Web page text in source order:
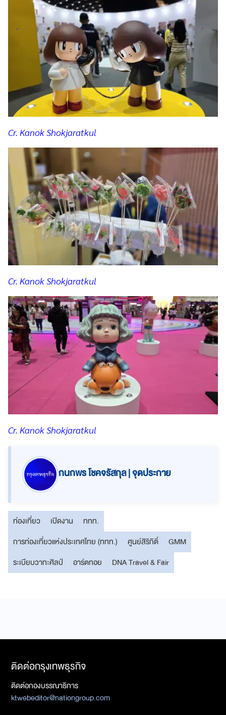
Cr. Kanok Shokjaratkul
Cr. Kanok Shokjaratkul
Cr. Kanok Shokjaratkul
กนกพร โชคจรัสกุล | จุดประกาย
ท่องเที่ยว เปิดงาน
ททท.
การท่องเที่ยวแห่งประเทศไทย (ททท.)
ศูนย์สิริกิติ์
GMM
ระเบียบวาทะศิลป์
อาร์ตทอย DNA Travel & Fair
ติดต่อกรุงเทพธุรกิจ
ติดต่อกองบรรณาธิการ
ktwebeditor@nationgroup.com